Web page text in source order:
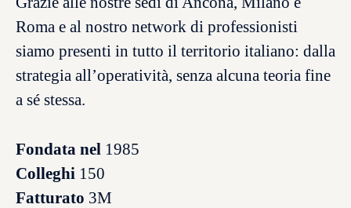
Roma e al nostro network di professionisti
siamo presenti in tutto il territorio italiano: dalla
strategia all’operatività, senza alcuna teoria fine
a sé stessa.
Fondata nel 1985
Colleghi 150
Fatturato 3M